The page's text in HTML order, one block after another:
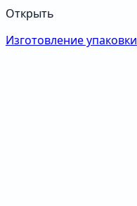
Открыть
Изготовление упаковки